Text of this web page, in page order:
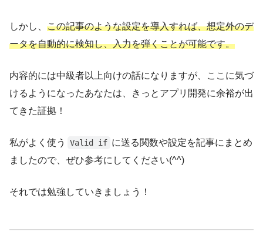
しかし、 この記事のような設定を導入すれば、想定外のデ
ータを自動的に検知し、入力を弾くことが可能です。
内容的には中級者以上向けの話になりますが、ここに気づ
けるようになったあなたは、きっとアプリ開発に余裕が出
てきた証拠！
私がよく使う Valid if に送る関数や設定を記事にまとめ
ましたので、ぜひ参考にしてください(^^)
それでは勉強していきましょう！